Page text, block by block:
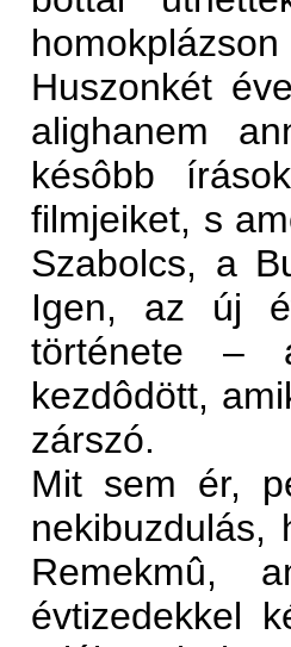
Huszonkét
alighanem
késôbb
filmjeiket, s
Szabolcs, a
Igen, az új
története –
kezdôdött,
zárszó.
Mit sem ér,
nekibuzdulás,
Remekmû,
évtizedekkel